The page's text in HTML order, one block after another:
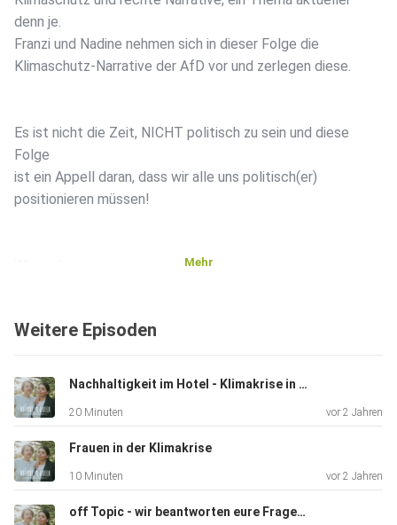
denn je.
Franzi und Nadine nehmen sich in dieser Folge die
Klimaschutz-Narrative der AfD vor und zerlegen diese.
Es ist nicht die Zeit, NICHT politisch zu sein und diese
Folge
ist ein Appell daran, dass wir alle uns politisch(er)
positionieren müssen!
Franzi Schädel, Content Creatorin für Umwelt &
und Fotografin
(@https://www.instagram.com/franzischaedel/) und
Nadine Böttcher, Umweltwissenschaftlerin und
Naturcoachin
(https://www.instagram.com/nadineboettcher_naturcoachi
Mehr
Weitere Episoden
Nachhaltigkeit im Hotel - Klimakrise in der Stadt
20 Minuten vor 2 Jahren
Frauen in der Klimakrise
10 Minuten vor 2 Jahren
off Topic - wir beantworten eure Fragen an uns!